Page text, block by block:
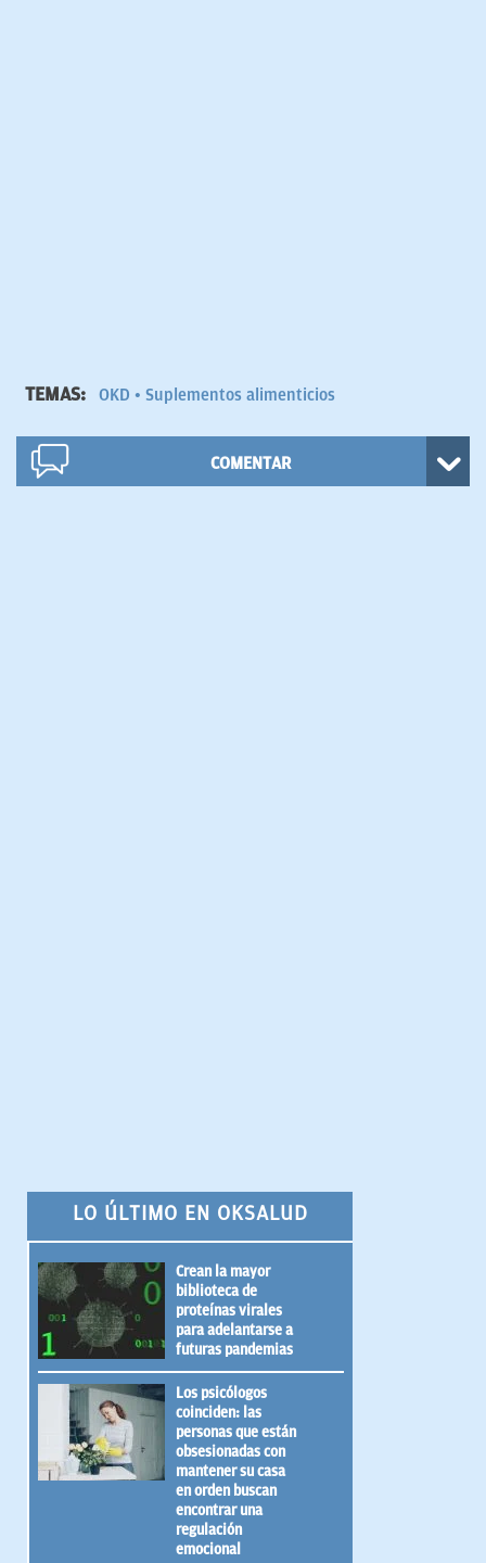
TEMAS: OKD Suplementos alimenticios
COMENTAR
LO ÚLTIMO EN OKSALUD
Crean la mayor
biblioteca de
proteínas virales
para adelantarse a
futuras pandemias
Los psicólogos
coinciden: las
personas que están
obsesionadas con
mantener su casa
en orden buscan
encontrar una
regulación
emocional